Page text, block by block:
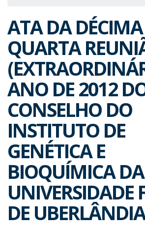
ATA DA DÉCIMA
QUARTA
ANO DE 2012
CONSELHO DO
INSTITUTO DE
GENÉTICA E
BIOQUÍMICA DA
UNIVERSIDADE
DE UBERLÂNDIA